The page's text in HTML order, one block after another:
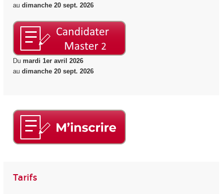
au dimanche 20 sept. 2026
Du mardi 1er avril 2026
au dimanche 20 sept. 2026
Tarifs